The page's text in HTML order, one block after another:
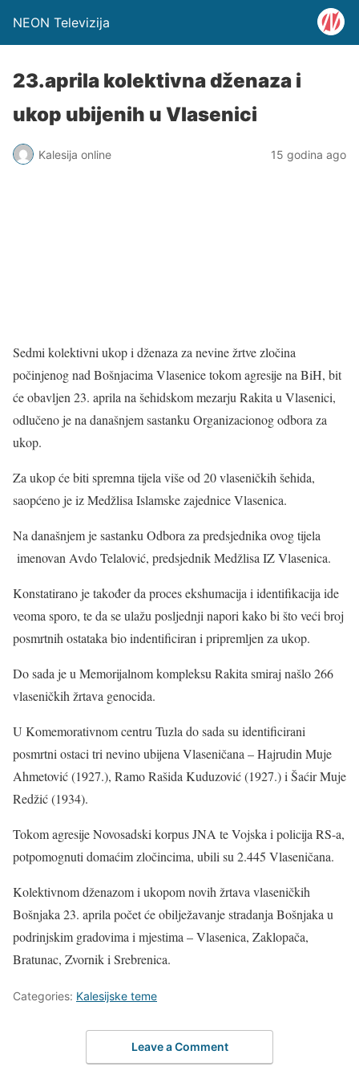
NEON Televizija
23.aprila kolektivna dženaza i
ukop ubijenih u Vlasenici
Kalesija online 15 godina ago
Sedmi kolektivni ukop i dženaza za nevine žrtve zločina
počinjenog nad Bošnjacima Vlasenice tokom agresije na BiH, bit
će obavljen 23. aprila na šehidskom mezarju Rakita u Vlasenici,
odlučeno je na današnjem sastanku Organizacionog odbora za
ukop.
Za ukop će biti spremna tijela više od 20 vlaseničkih šehida,
saopćeno je iz Medžlisa Islamske zajednice Vlasenica.
Na današnjem je sastanku Odbora za predsjednika ovog tijela
imenovan Avdo Telalović, predsjednik Medžlisa IZ Vlasenica.
Konstatirano je također da proces ekshumacija i identifikacija ide
veoma sporo, te da se ulažu posljednji napori kako bi što veći broj
posmrtnih ostataka bio indentificiran i pripremljen za ukop.
Do sada je u Memorijalnom kompleksu Rakita smiraj našlo 266
vlaseničkih žrtava genocida.
U Komemorativnom centru Tuzla do sada su identificirani
posmrtni ostaci tri nevino ubijena Vlaseničana – Hajrudin Muje
Ahmetović (1927.), Ramo Rašida Kuduzović (1927.) i Šaćir Muje
Redžić (1934).
Tokom agresije Novosadski korpus JNA te Vojska i policija RS-a,
potpomognuti domaćim zločincima, ubili su 2.445 Vlaseničana.
Kolektivnom dženazom i ukopom novih žrtava vlaseničkih
Bošnjaka 23. aprila počet će obilježavanje stradanja Bošnjaka u
podrinjskim gradovima i mjestima – Vlasenica, Zaklopača,
Bratunac, Zvornik i Srebrenica.
Categories: Kalesijske teme
Leave a Comment